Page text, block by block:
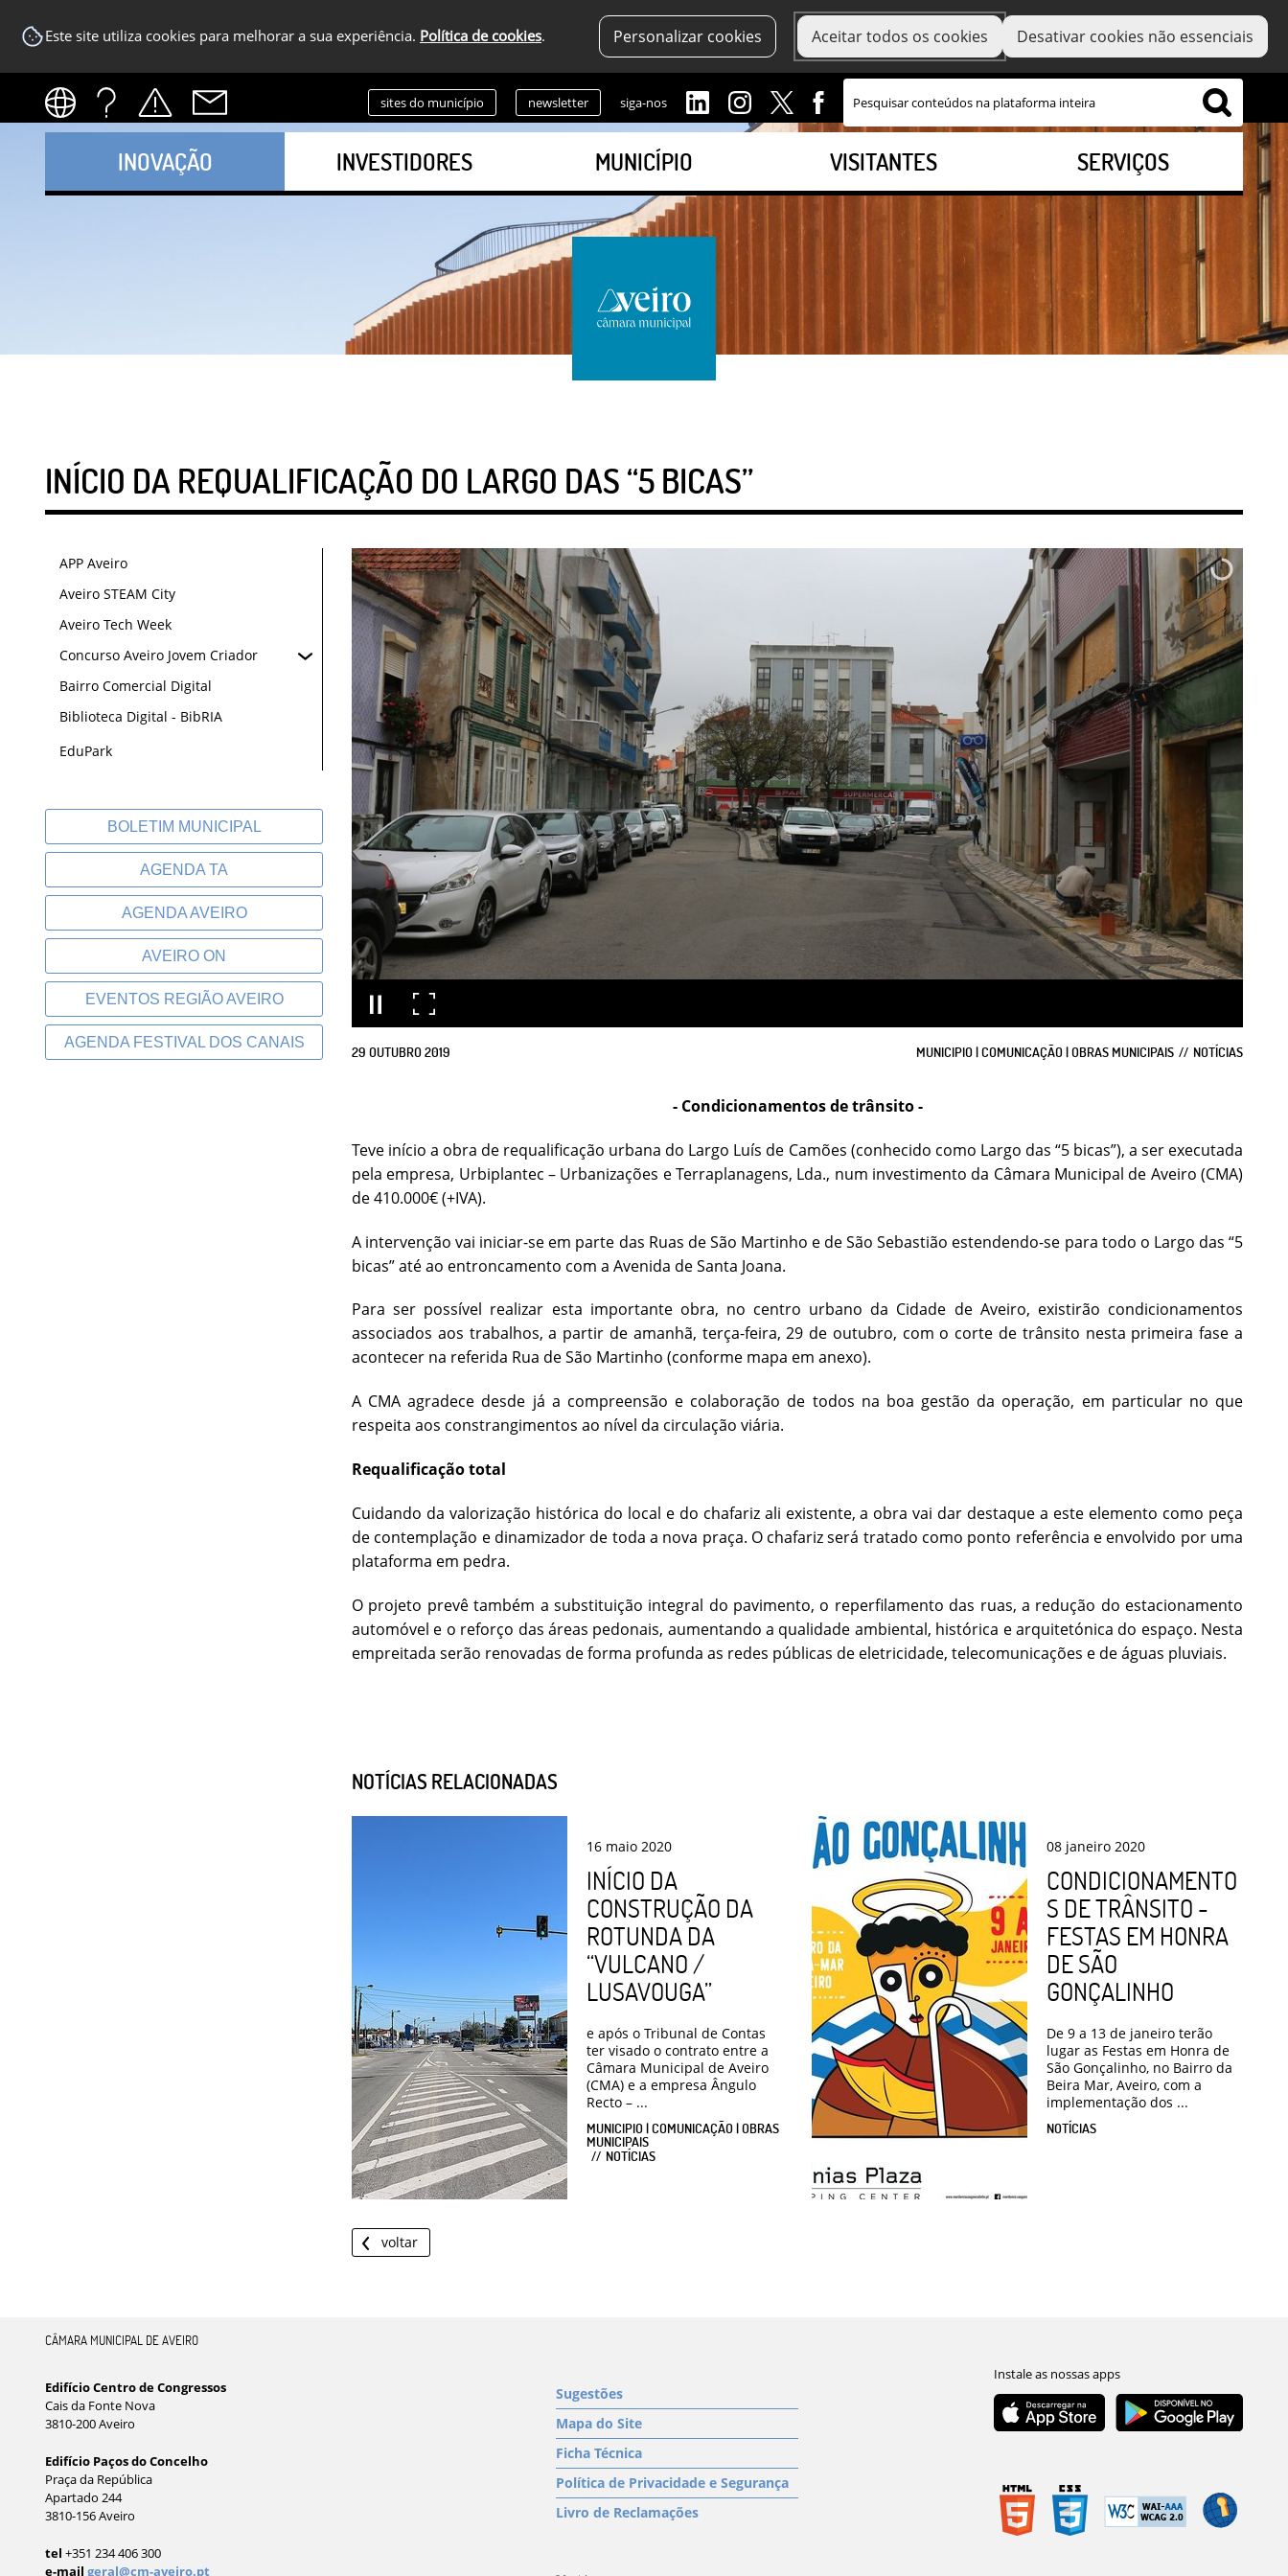
Este site utiliza cookies para melhorar a sua experiência. Política de cookies. Personalizar cookies Aceitar todos os cookies Desativar cookies não essenciais
sites do município newsletter siga-nos
INOVAÇÃO INVESTIDORES MUNICÍPIO VISITANTES SERVIÇOS
INÍCIO DA REQUALIFICAÇÃO DO LARGO DAS “5 BICAS”
APP Aveiro
Aveiro STEAM City
Aveiro Tech Week
Concurso Aveiro Jovem Criador
Bairro Comercial Digital
Biblioteca Digital - BibRIA
EduPark
BOLETIM MUNICIPAL
AGENDA TA
AGENDA AVEIRO
AVEIRO ON
EVENTOS REGIÃO AVEIRO
AGENDA FESTIVAL DOS CANAIS
29 OUTUBRO2019 MUNICIPIO | COMUNICAÇÃO | OBRAS MUNICIPAIS NOTÍCIAS
- Condicionamentos de trânsito -
Teve início a obra de requalificação urbana do Largo Luís de Camões (conhecido como Largo das “5 bicas”), a ser executada
pela empresa, Urbiplantec – Urbanizações e Terraplanagens, Lda., num investimento da Câmara Municipal de Aveiro (CMA)
de 410.000€ (+IVA).
A intervenção vai iniciar-se em parte das Ruas de São Martinho e de São Sebastião estendendo-se para todo o Largo das “5
bicas” até ao entroncamento com a Avenida de Santa Joana.
Para ser possível realizar esta importante obra, no centro urbano da Cidade de Aveiro, existirão condicionamentos
associados aos trabalhos, a partir de amanhã, terça-feira, 29 de outubro, com o corte de trânsito nesta primeira fase a
acontecer na referida Rua de São Martinho (conforme mapa em anexo).
A CMA agradece desde já a compreensão e colaboração de todos na boa gestão da operação, em particular no que
respeita aos constrangimentos ao nível da circulação viária.
Requalificação total
Cuidando da valorização histórica do local e do chafariz ali existente, a obra vai dar destaque a este elemento como peça
de contemplação e dinamizador de toda a nova praça. O chafariz será tratado como ponto referência e envolvido por uma
plataforma em pedra.
O projeto prevê também a substituição integral do pavimento, o reperfilamento das ruas, a redução do estacionamento
automóvel e o reforço das áreas pedonais, aumentando a qualidade ambiental, histórica e arquitetónica do espaço. Nesta
empreitada serão renovadas de forma profunda as redes públicas de eletricidade, telecomunicações e de águas pluviais.
NOTÍCIAS RELACIONADAS
16 maio 2020
INÍCIO DA
CONSTRUÇÃO DA
ROTUNDA DA
“VULCANO /
LUSAVOUGA”
e após o Tribunal de Contas
ter visado o contrato entre a
Câmara Municipal de Aveiro
(CMA) e a empresa Ângulo
Recto – ...
MUNICIPIO | COMUNICAÇÃO | OBRAS
MUNICIPAIS
NOTÍCIAS
08 janeiro 2020
CONDICIONAMENTO
S DE TRÂNSITO -
FESTAS EM HONRA
DE SÃO
GONÇALINHO
De 9 a 13 de janeiro terão
lugar as Festas em Honra de
São Gonçalinho, no Bairro da
Beira Mar, Aveiro, com a
implementação dos ...
NOTÍCIAS
voltar
CÂMARA MUNICIPAL DE AVEIRO
Edifício Centro de Congressos
Cais da Fonte Nova
3810-200 Aveiro
Edifício Paços do Concelho
Praça da República
Apartado 244
3810-156 Aveiro
tel +351 234 406 300
e-mail geral@cm-aveiro.pt
Sugestões
Mapa do Site
Ficha Técnica
Política de Privacidade e Segurança
Livro de Reclamações